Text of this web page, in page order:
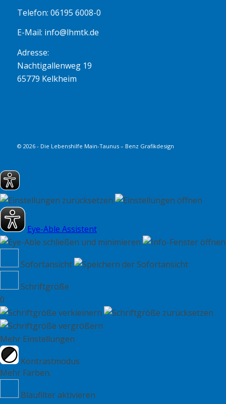
Telefon: 06195 6008-0
E-Mail: info@lhmtk.de
Adresse:
Nachtigallenweg 19
65779 Kelkheim
© 2026 - Die Lebenshilfe Main-Taunus – Benz Grafikdesign